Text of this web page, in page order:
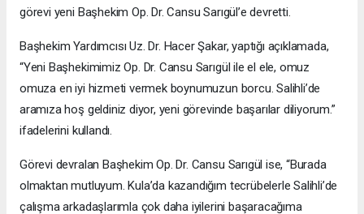
görevi yeni Başhekim Op. Dr. Cansu Sarıgül’e devretti.
Başhekim Yardımcısı Uz. Dr. Hacer Şakar, yaptığı açıklamada,
“Yeni Başhekimimiz Op. Dr. Cansu Sarıgül ile el ele, omuz
omuza en iyi hizmeti vermek boynumuzun borcu. Salihli’de
aramıza hoş geldiniz diyor, yeni görevinde başarılar diliyorum.”
ifadelerini kullandı.
Görevi devralan Başhekim Op. Dr. Cansu Sarıgül ise, “Burada
olmaktan mutluyum. Kula’da kazandığım tecrübelerle Salihli’de
çalışma arkadaşlarımla çok daha iyilerini başaracağıma